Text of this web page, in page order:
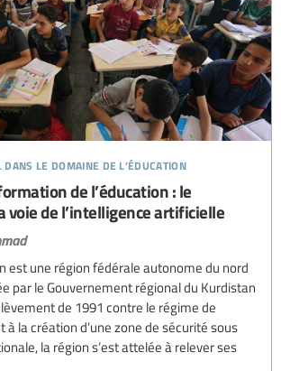
le domaine de l’éducation
de l’éducation : le
voie de l’intelligence artificielle
est une région fédérale autonome du nord
par le Gouvernement régional du Kurdistan
de 1991 contre le régime de
à la création d’une zone de sécurité sous
la région s’est attelée à relever ses